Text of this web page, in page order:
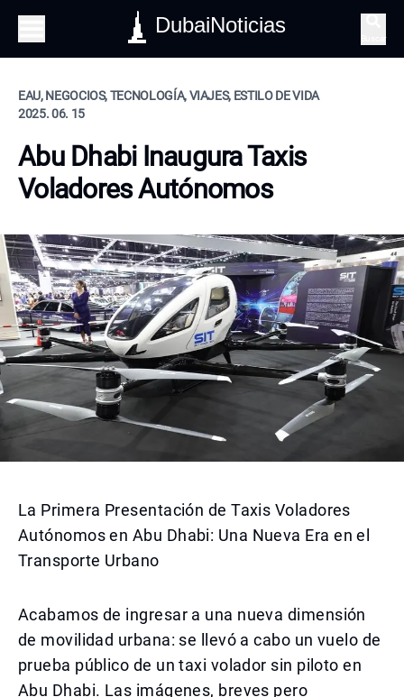
DubaiNoticias
EAU, NEGOCIOS, TECNOLOGÍA, VIAJES, ESTILO DE VIDA
2025. 06. 15
Abu Dhabi Inaugura Taxis
Voladores Autónomos
La Primera Presentación de Taxis Voladores
Autónomos en Abu Dhabi: Una Nueva Era en el
Transporte Urbano
Acabamos de ingresar a una nueva dimensión
de movilidad urbana: se llevó a cabo un vuelo de
prueba público de un taxi volador sin piloto en
Abu Dhabi. Las imágenes, breves pero